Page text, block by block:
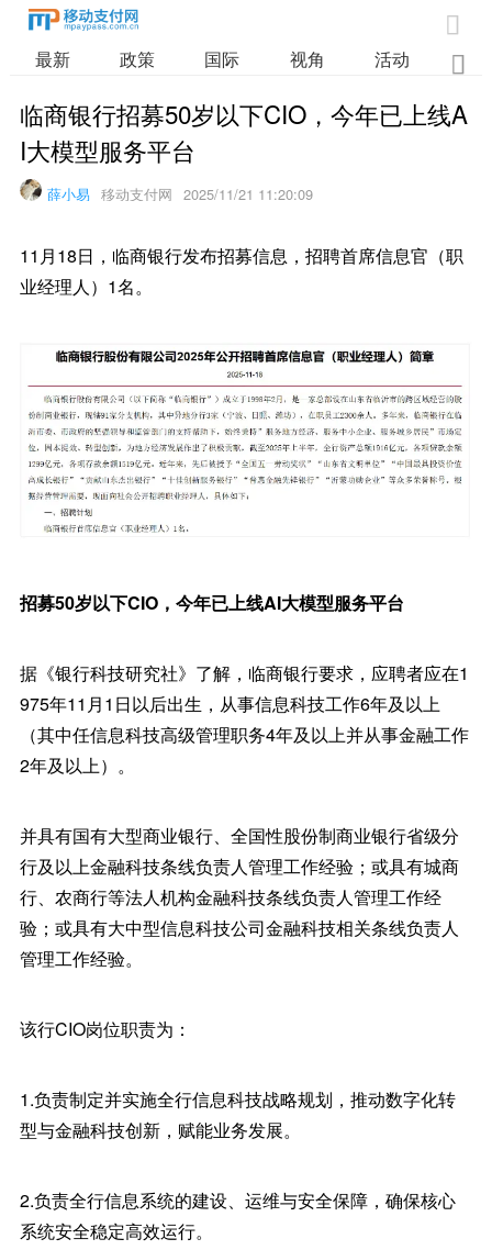

最新 政策 国际 视角 活动 业

临商银行招募50岁以下CIO，今年已上线A
I大模型服务平台
薛小易 移动支付网 2025/11/21 11:20:09
11月18日，临商银行发布招募信息，招聘首席信息官（职
业经理人）1名。
招募50岁以下CIO，今年已上线AI大模型服务平台
据《银行科技研究社》了解，临商银行要求，应聘者应在1
975年11月1日以后出生，从事信息科技工作6年及以上
（其中任信息科技高级管理职务4年及以上并从事金融工作
2年及以上）。
并具有国有大型商业银行、全国性股份制商业银行省级分
行及以上金融科技条线负责人管理工作经验；或具有城商
行、农商行等法人机构金融科技条线负责人管理工作经
验；或具有大中型信息科技公司金融科技相关条线负责人
管理工作经验。
该行CIO岗位职责为：
1.负责制定并实施全行信息科技战略规划，推动数字化转
型与金融科技创新，赋能业务发展。
2.负责全行信息系统的建设、运维与安全保障，确保核心
系统安全稳定高效运行。